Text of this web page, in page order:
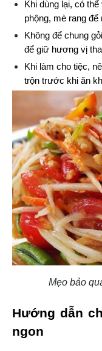
Khi dùng lại, có
phộng, mè rang
Không để chung
để giữ hương vị
Khi làm cho tiệc,
trộn trước khi ăn
Mẹo bảo
Hướng dẫn
ngon